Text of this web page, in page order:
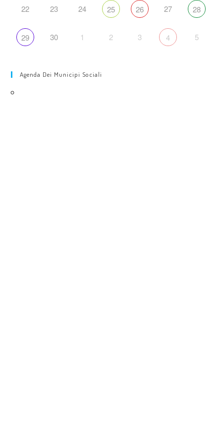
22 23 24 25 26 27 28
29 30 1 2 3 4 5
Agenda Dei Municipi Sociali